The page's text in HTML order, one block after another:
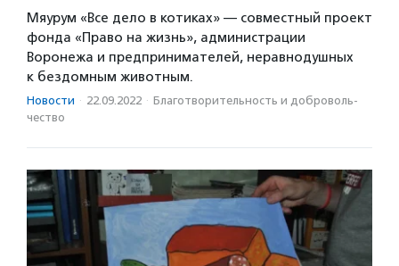
Мяурум «Все дело в котиках» — совместный проект
фонда «Право на жизнь», администрации
Воронежа и предпринимателей, неравнодушных
к бездомным животным.
Новости · 22.09.2022 · Благотвори­тель­ность и доброволь­
чест­во